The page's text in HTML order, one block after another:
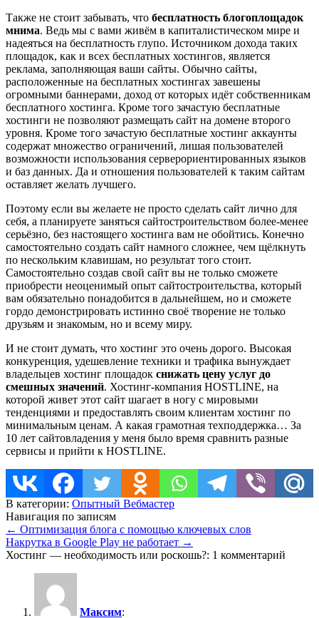
Также не стоит забывать, что бесплатность блогоплощадок
мнима. Ведь мы с вами живём в капиталистическом мире и
надеяться на бесплатность глупо. Источником дохода таких
площадок, как и всех бесплатных хостингов, является
реклама, заполняющая ваши сайты. Обычно сайты,
расположенные на бесплатных хостингах завешены
огромными баннерами, доход от которых идёт собственникам
бесплатного хостинга. Кроме того зачастую бесплатные
хостинги не позволяют размещать сайт на домене второго
уровня. Кроме того зачастую бесплатные хостинг аккаунты
содержат множество ограничений, лишая пользователей
возможности использования серверориентированных языков
и баз данных. Да и отношения пользователей к таким сайтам
оставляет желать лучшего.
Поэтому если вы желаете не просто сделать сайт лично для
себя, а планируете заняться сайтостроительством более-менее
серьёзно, без настоящего хостинга вам не обойтись. Конечно
самостоятельно создать сайт намного сложнее, чем щёлкнуть
по нескольким клавишам, но результат того стоит.
Самостоятельно создав свой сайт вы не только сможете
приобрести неоценимый опыт сайтостроительства, который
вам обязательно понадобится в дальнейшем, но и сможете
гордо демонстрировать истинно своё творение не только
друзьям и знакомым, но и всему миру.
И не стоит думать, что хостинг это очень дорого. Высокая
конкуренция, удешевление техники и трафика вынуждает
владельцев хостинг площадок снижать цену услуг до
смешных значений. Хостинг-компания HOSTLINE, на
которой живет этот сайт шагает в ногу с мировыми
тенденциями и предоставлять своим клиентам хостинг по
минимальным ценам. А какая грамотная техподдержка… За
10 лет сайтовладения у меня было время сравнить разные
сервисы и прийти к HOSTLINE.
В категории: Опытный Вебмастер
Навигация по записям
← Оптимизация блога с помощью ключевых слов
Накрутка в Google Play не работает →
Хостинг — необходимость или роскошь?: 1 комментарий
Максим: